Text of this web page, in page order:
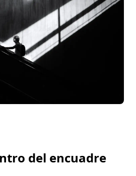
del encuadre